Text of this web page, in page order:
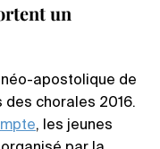
un
apostolique de
des chorales 2016.
, les jeunes